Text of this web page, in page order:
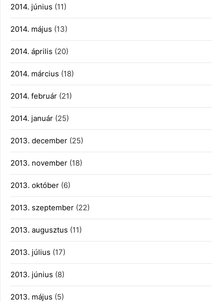
2014. június (11)
2014. május (13)
2014. április (20)
2014. március (18)
2014. február (21)
2014. január (25)
2013. december (25)
2013. november (18)
2013. október (6)
2013. szeptember (22)
2013. augusztus (11)
2013. július (17)
2013. június (8)
2013. május (5)